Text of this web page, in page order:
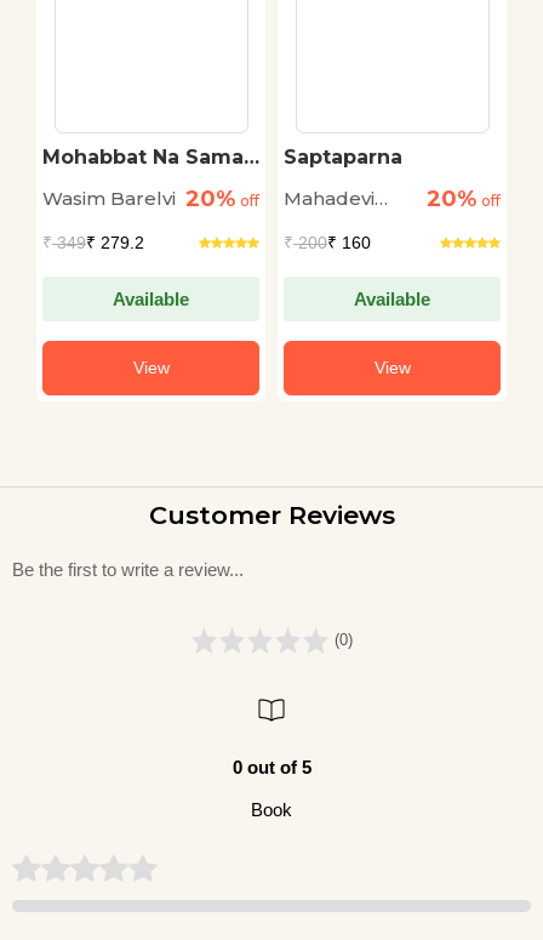
Mohabbat Na Samaj
Wasim Barelvi 20% off
₹349₹ 279.2
Available
View
Saptaparna
Mahadevi
20% off
₹200₹ 160
Available
View
Customer Reviews
Be the first to write a review...
(0)
0 out of 5
Book